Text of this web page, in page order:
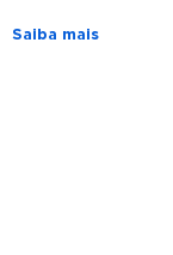
Saiba mais